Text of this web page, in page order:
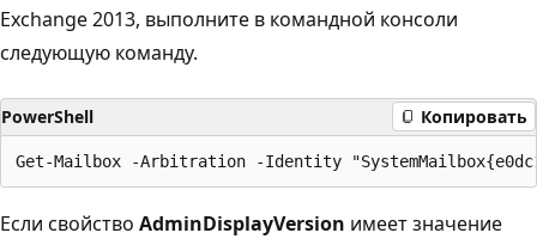
Exchange 2013, выполните в командной консоли
следующую команду.
PowerShell Копировать
Если свойство AdminDisplayVersion имеет значение